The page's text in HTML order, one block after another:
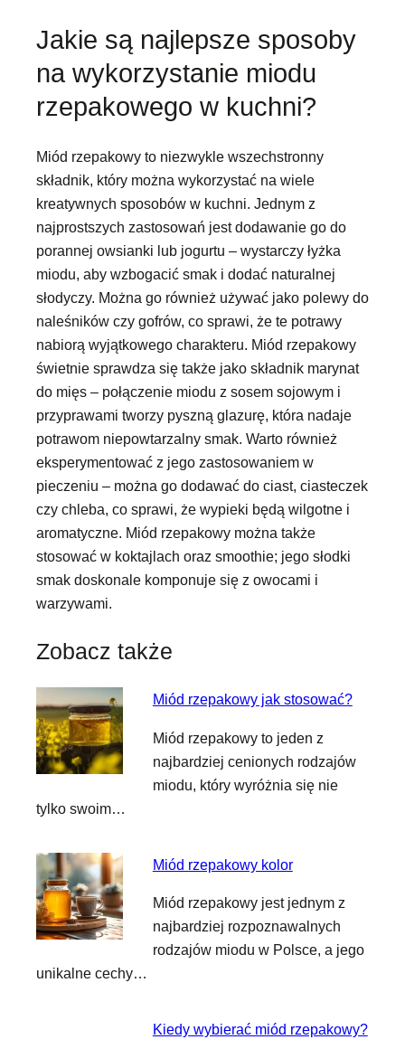
Jakie są najlepsze sposoby
na wykorzystanie miodu
rzepakowego w kuchni?
Miód rzepakowy to niezwykle wszechstronny
składnik, który można wykorzystać na wiele
kreatywnych sposobów w kuchni. Jednym z
najprostszych zastosowań jest dodawanie go do
porannej owsianki lub jogurtu – wystarczy łyżka
miodu, aby wzbogacić smak i dodać naturalnej
słodyczy. Można go również używać jako polewy do
naleśników czy gofrów, co sprawi, że te potrawy
nabiorą wyjątkowego charakteru. Miód rzepakowy
świetnie sprawdza się także jako składnik marynat
do mięs – połączenie miodu z sosem sojowym i
przyprawami tworzy pyszną glazurę, która nadaje
potrawom niepowtarzalny smak. Warto również
eksperymentować z jego zastosowaniem w
pieczeniu – można go dodawać do ciast, ciasteczek
czy chleba, co sprawi, że wypieki będą wilgotne i
aromatyczne. Miód rzepakowy można także
stosować w koktajlach oraz smoothie; jego słodki
smak doskonale komponuje się z owocami i
warzywami.
Zobacz także
Miód rzepakowy jak stosować?
Miód rzepakowy to jeden z
najbardziej cenionych rodzajów
miodu, który wyróżnia się nie
tylko swoim…
Miód rzepakowy kolor
Miód rzepakowy jest jednym z
najbardziej rozpoznawalnych
rodzajów miodu w Polsce, a jego
unikalne cechy…
Kiedy wybierać miód rzepakowy?